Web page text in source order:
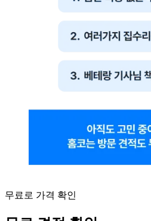
무료로 가격 확인